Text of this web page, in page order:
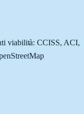
viabilità: CCISS, ACI,